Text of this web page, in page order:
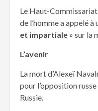
Le Haut-
de l’homme a appelé à
et impartiale » sur la
L’avenir
La mort d’Alexeï
pour l’opposition
Russie.